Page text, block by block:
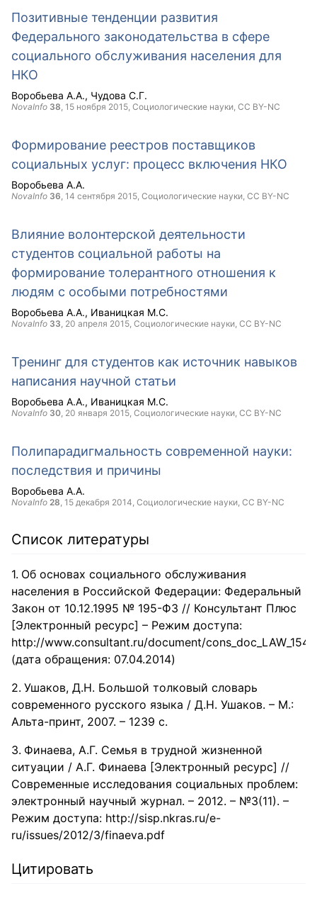
Позитивные тенденции развития
Федерального законодательства в сфере
социального обслуживания населения для
НКО
Воробьева А.А. Чудова С.Г.
NovaInfo 38, 15 ноября 2015, Социологические науки, CC BY-NC
Формирование реестров поставщиков
социальных услуг: процесс включения НКО
Воробьева А.А.
NovaInfo 36, 14 сентября 2015, Социологические науки, CC BY-NC
Влияние волонтерской деятельности
студентов социальной работы на
формирование толерантного отношения к
людям с особыми потребностями
Воробьева А.А. Иваницкая М.С.
NovaInfo 33, 20 апреля 2015, Социологические науки, CC BY-NC
Тренинг для студентов как источник навыков
написания научной статьи
Воробьева А.А. Иваницкая М.С.
NovaInfo 30, 20 января 2015, Социологические науки, CC BY-NC
Полипарадигмальность современной науки:
последствия и причины
Воробьева А.А.
NovaInfo 28, 15 декабря 2014, Социологические науки, CC BY-NC
Список литературы
Об основах социального обслуживания
населения в Российской Федерации: Федеральный
Закон от 10.12.1995 № 195-ФЗ // Консультант Плюс
[Электронный ресурс] – Режим доступа:
http://www.consultant.ru/document/
(дата обращения: 07.04.2014)
Ушаков, Д.Н. Большой толковый словарь
современного русского языка / Д.Н. Ушаков. – М.:
Альта-принт, 2007. – 1239 с.
Финаева, А.Г. Семья в трудной жизненной
ситуации / А.Г. Финаева [Электронный ресурс] //
Современные исследования социальных проблем:
электронный научный журнал. – 2012. – №3(11). –
Режим доступа: http://sisp.nkras.ru/e-
ru/issues/2012/3/finaeva.pdf
Цитировать